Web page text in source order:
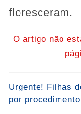
floresceram.
O artigo não
Urgente! Filhas
por